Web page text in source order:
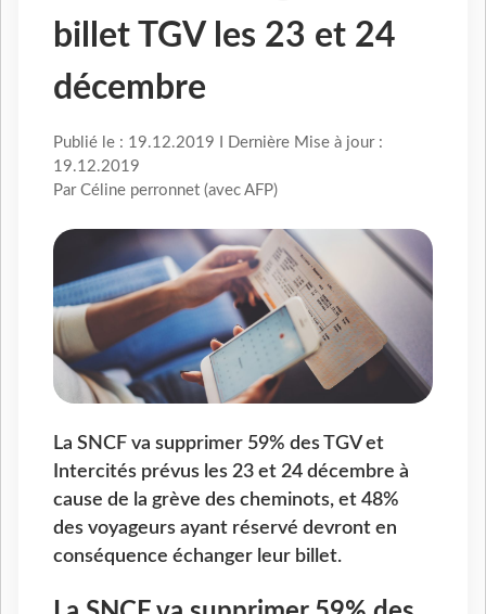
billet TGV les 23 et 24
décembre
Publié le : 19.12.2019 I Dernière Mise à jour :
19.12.2019
Par Céline perronnet (avec AFP)
La SNCF va supprimer 59% des TGV et
Intercités prévus les 23 et 24 décembre à
cause de la grève des cheminots, et 48%
des voyageurs ayant réservé devront en
conséquence échanger leur billet.